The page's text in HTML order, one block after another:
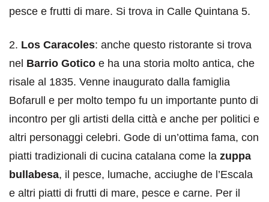
pesce e frutti di mare. Si trova in Calle Quintana 5.
2. Los Caracoles: anche questo ristorante si trova
nel Barrio Gotico e ha una storia molto antica, che
risale al 1835. Venne inaugurato dalla famiglia
Bofarull e per molto tempo fu un importante punto di
incontro per gli artisti della città e anche per politici e
altri personaggi celebri. Gode di un’ottima fama, con
piatti tradizionali di cucina catalana come la zuppa
bullabesa, il pesce, lumache, acciughe de l’Escala
e altri piatti di frutti di mare, pesce e carne. Per il